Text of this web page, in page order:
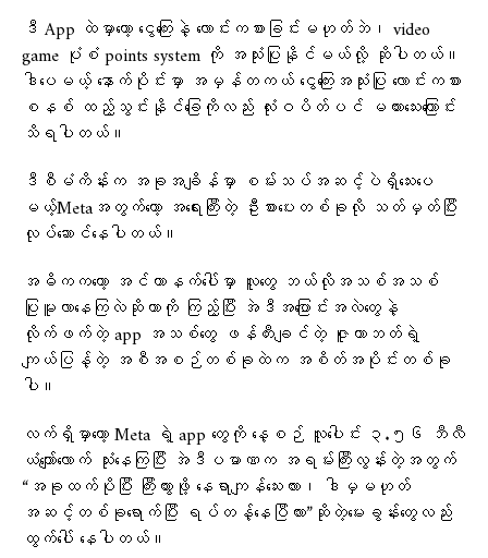
ဒီ App ထဲမှာတော့ ငွေကြေးနဲ့ လောင်းကစားခြင်းမဟုတ်ဘဲ၊ video
game ပုံစံ points system ကို အသုံးပြုနိုင်မယ်လို့ ဆိုပါတယ်။
ဒါပေမယ့် နောက်ပိုင်းမှာ အမှန်တကယ် ငွေကြေးအသုံးပြု လောင်းကစား
စနစ် ထည့်သွင်းနိုင်ခြေကိုလည်း လုံးဝပိတ်ပင် မထားသေးကြောင်း
သိရပါတယ်။
ဒီစီမံကိန်းက အခုအချိန်မှာ စမ်းသပ်အဆင့်ပဲရှိသေးပေ
မယ့်Metaအတွက်တော့ အရေးကြီးတဲ့ ဦးစားပေးတစ်ခုလို သတ်မှတ်ပြီး
လုပ်ဆောင်နေပါတယ်။
အဓိကကတော့ အင်တာနက်ပေါ်မှာ လူတွေ ဘယ်လိုအသစ်အသစ်
ပြုမူလာနေကြလဲဆိုတာကို ကြည့်ပြီး အဲဒီအပြောင်းအလဲတွေနဲ့
လိုက်ဖက်တဲ့ app အသစ်တွေ ဖန်တီးချင်တဲ့ ဇူကာဘတ်ရဲ့
ကျယ်ပြန့်တဲ့ အစီအစဉ်တစ်ခုထဲက အစိတ်အပိုင်းတစ်ခု
ပါ။
လက်ရှိမှာတော့ Meta ရဲ့ app တွေကို နေ့စဉ် လူပေါင်း ၃.၅၆ ဘီလီ
ယံကျော်လောက် သုံးနေကြပြီး အဲဒီပမာဏက အရမ်းကြီးလွန်းတဲ့အတွက်
“အခုထက်ပိုပြီး ကြီးထွားဖို့ နေရာကျန်သေးလား၊ ဒါမှမဟုတ်
အဆင့်တစ်ခုရောက်ပြီး ရပ်တန့်နေပြီလား”ဆိုတဲ့မေးခွန်းတွေလည်း
ထွက်‌ပေါ် နေပါတယ်။